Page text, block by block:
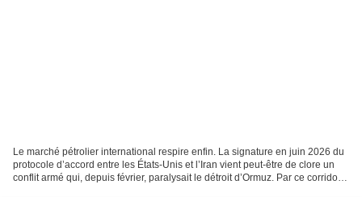
Le marché pétrolier international respire enfin. La signature en juin 2026 du
protocole d’accord entre les États-Unis et l’Iran vient peut-être de clore un
conflit armé qui, depuis février, paralysait le détroit d’Ormuz. Par ce corridor